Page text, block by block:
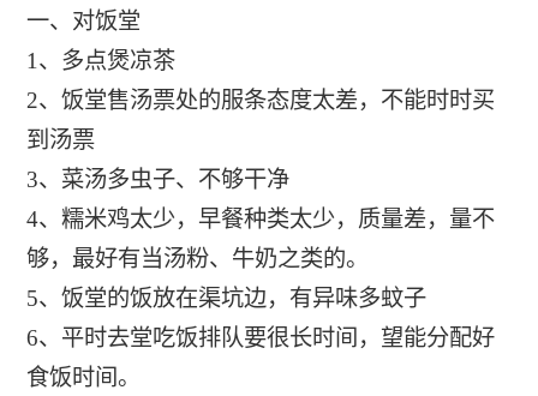
一、对饭堂
1、多点煲凉茶
2、饭堂售汤票处的服条态度太差，不能时时买
到汤票
3、菜汤多虫子、不够干净
4、糯米鸡太少，早餐种类太少，质量差，量不
够，最好有当汤粉、牛奶之类的。
5、饭堂的饭放在渠坑边，有异味多蚊子
6、平时去堂吃饭排队要很长时间，望能分配好
食饭时间。